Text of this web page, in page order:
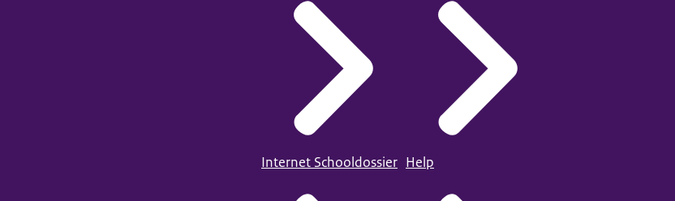
Internet Schooldossier Help